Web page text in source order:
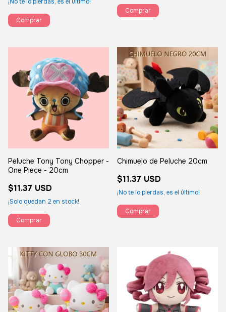
Peluche Tony Tony Chopper -
One Piece - 20cm
$11.37 USD
¡Solo quedan 2 en stock!
Chimuelo de Peluche 20cm
$11.37 USD
¡No te lo pierdas, es el último!